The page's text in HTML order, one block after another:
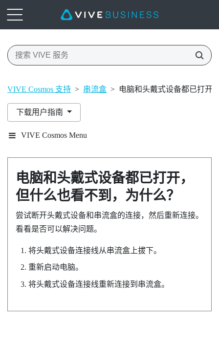
VIVE Cosmos 支持 > 串流盒 > 电脑和头戴式设备都已打开
下载用户指南
VIVE Cosmos Menu
电脑和头戴式设备都已打开，
但什么也看不到，为什么？
尝试断开头戴式设备和串流盒的连接，然后重新连接。
看看是否可以解决问题。
将头戴式设备连接线从串流盒上拔下。
重新启动电脑。
将头戴式设备连接线重新连接到串流盒。